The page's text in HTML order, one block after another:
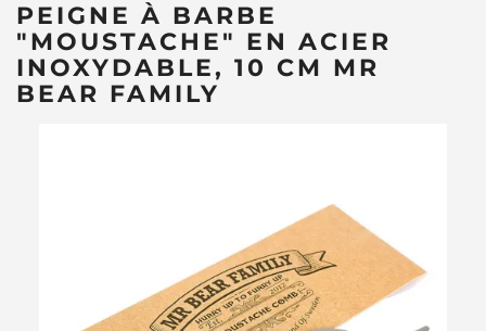
PEIGNE À BARBE
"MOUSTACHE" EN ACIER
INOXYDABLE, 10 CM MR
BEAR FAMILY